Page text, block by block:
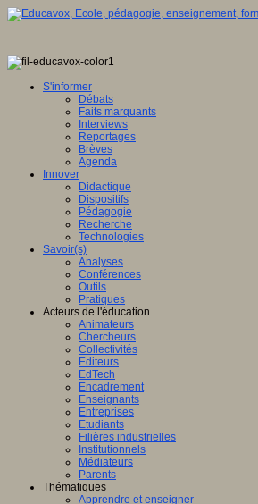
S'informer
Débats
Faits marquants
Interviews
Reportages
Brèves
Agenda
Innover
Didactique
Dispositifs
Pédagogie
Recherche
Technologies
Savoir(s)
Analyses
Conférences
Outils
Pratiques
Acteurs de l'éducation
Animateurs
Chercheurs
Collectivités
Editeurs
EdTech
Encadrement
Enseignants
Entreprises
Etudiants
Filières industrielles
Institutionnels
Médiateurs
Parents
Thématiques
Apprendre et enseigner